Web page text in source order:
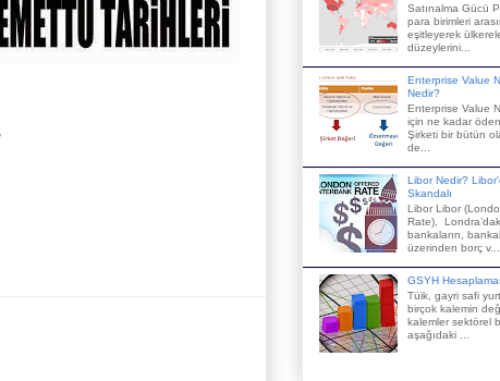
Satınalma Gücü
para birimleri
eşitleyerek
düzeylerini...
Enterprise Value
Nedir?
Enterprise Value
için ne kadar
Şirketi bir bütün
de...
Libor Nedir?
Skandalı
Libor Libor
Rate),
bankaların,
üzerinden borç v...
GSYH
Tüik, gayri safi
birçok kalemin
kalemler sektörel
aşağıdaki ...